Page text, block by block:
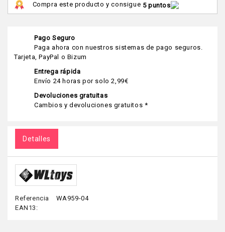
Compra este producto y consigue 5 puntos
Pago Seguro
Paga ahora con nuestros sistemas de pago seguros.
Tarjeta, PayPal o Bizum
Entrega rápida
Envío 24 horas por solo 2,99€
Devoluciones gratuitas
Cambios y devoluciones gratuitos *
Detalles
Referencia
WA959-04
EAN13: